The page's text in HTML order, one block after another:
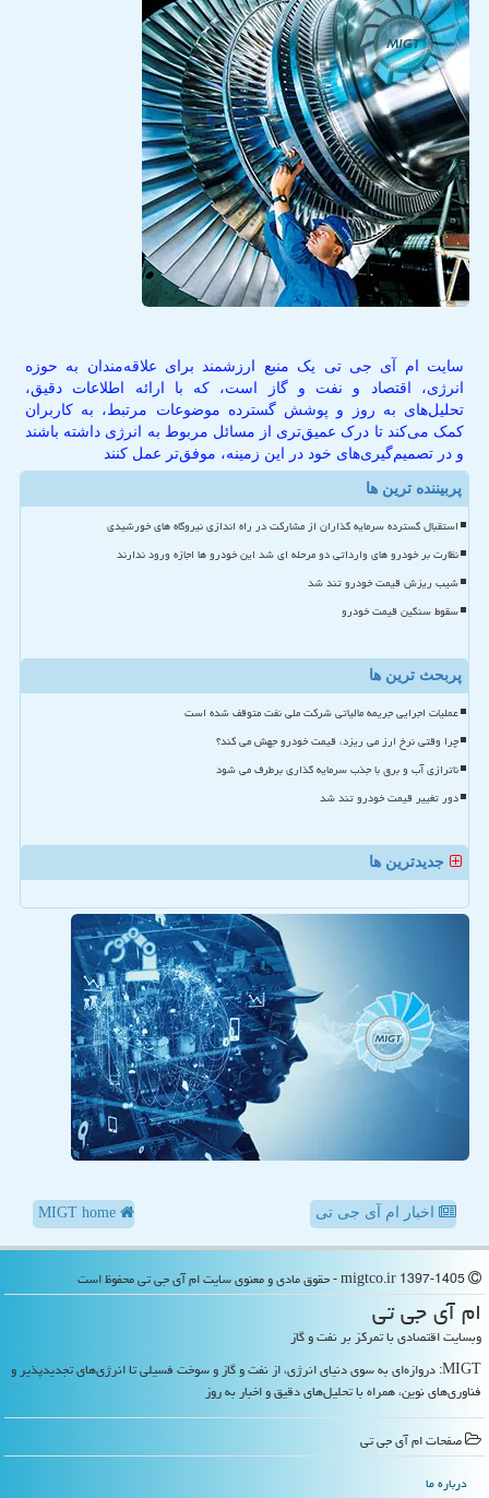
سایت ام آی جی تی یک منبع ارزشمند برای علاقه‌مندان به حوزه
انرژی، اقتصاد و نفت و گاز است، که با ارائه اطلاعات دقیق،
تحلیل‌های به روز و پوشش گسترده موضوعات مرتبط، به کاربران
کمک می‌کند تا درک عمیق‌تری از مسائل مربوط به انرژی داشته باشند
و در تصمیم‌گیری‌های خود در این زمینه، موفق‌تر عمل کنند
پربیننده ترین ها
استقبال گسترده سرمایه گذاران از مشارکت در راه اندازی نیروگاه های خورشیدی
نظارت بر خودرو های وارداتی دو مرحله ای شد این خودرو ها اجازه ورود ندارند
شیب ریزش قیمت خودرو تند شد
سقوط سنگین قیمت خودرو
پربحث ترین ها
عملیات اجرایی جریمه مالیاتی شرکت ملی نفت متوقف شده است
چرا وقتی نرخ ارز می ریزد، قیمت خودرو جهش می کند؟
ناترازی آب و برق با جذب سرمایه گذاری برطرف می شود
دور تغییر قیمت خودرو تند شد
جدیدترین ها
اخبار ام آی جی تی
ام آی جی تی
وبسایت اقتصادی با تمرکز بر نفت و گاز
MIGT: دروازه‌ای به سوی دنیای انرژی، از نفت و گاز و سوخت فسیلی تا انرژی‌های تجدیدپذیر و
فناوری‌های نوین، همراه با تحلیل‌های دقیق و اخبار به روز
صفحات ام آی جی تی
درباره ما